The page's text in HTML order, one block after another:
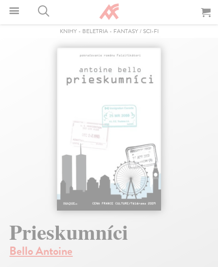
KNIHY- BELETRIA- FANTASY / SCI-FI
Prieskumníci
Bello Antoine